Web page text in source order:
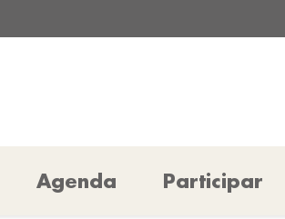
Agenda Participar